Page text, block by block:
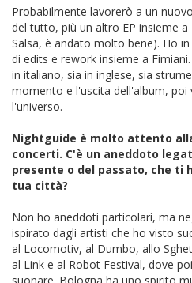
Probabilmente lavorerò a un
del tutto, più un altro EP insieme
Salsa, è andato molto bene). Ho
di edits e rework insieme a
in italiano, sia in inglese, sia
momento e l'uscita dell'album, poi
l'universo.
Nightguide è molto attento
concerti. C'è un aneddoto
presente o del passato, che ti
tua città?
Non ho aneddoti particolari, ma
ispirato dagli artisti che ho visto
al Locomotiv, al Dumbo, allo
al Link e al Robot Festival, dove